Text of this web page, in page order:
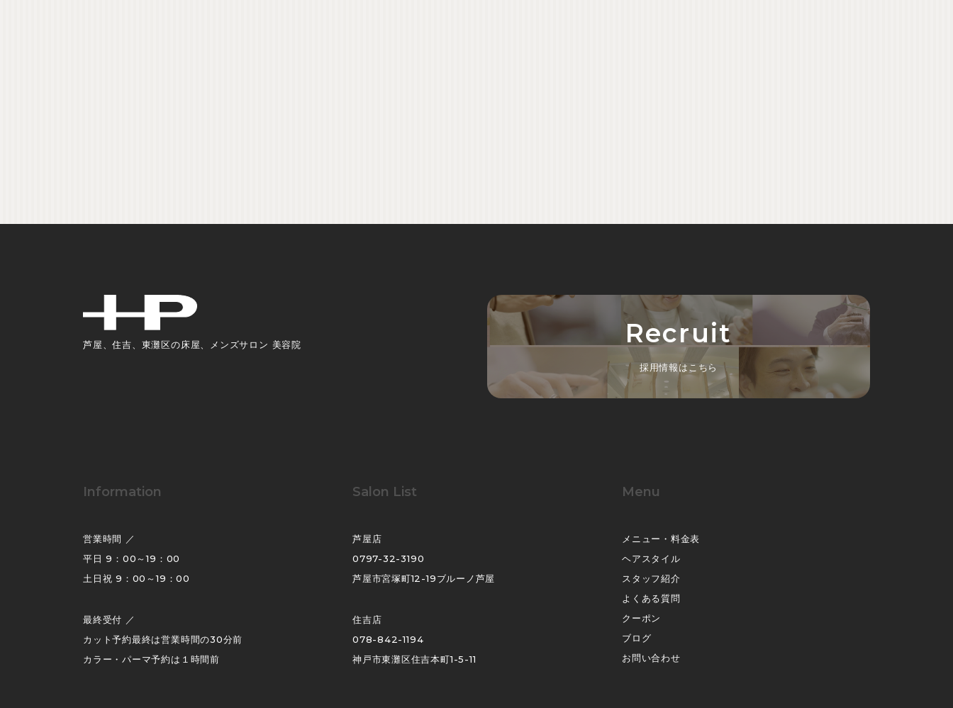
芦屋、住吉、東灘区の床屋、メンズサロン 美容院 Recruit
採用情報はこちら
Information
営業時間 ／
平日 9：00～19：00
土日祝 9：00～19：00
最終受付 ／
カット予約最終は営業時間の30分前
カラー・パーマ予約は１時間前
Salon List
芦屋店
0797-32-3190
芦屋市宮塚町12-19ブルーノ芦屋
住吉店
078-842-1194
神戸市東灘区住吉本町1-5-11
Menu
メニュー・料金表
ヘアスタイル
スタッフ紹介
よくある質問
クーポン
ブログ
お問い合わせ